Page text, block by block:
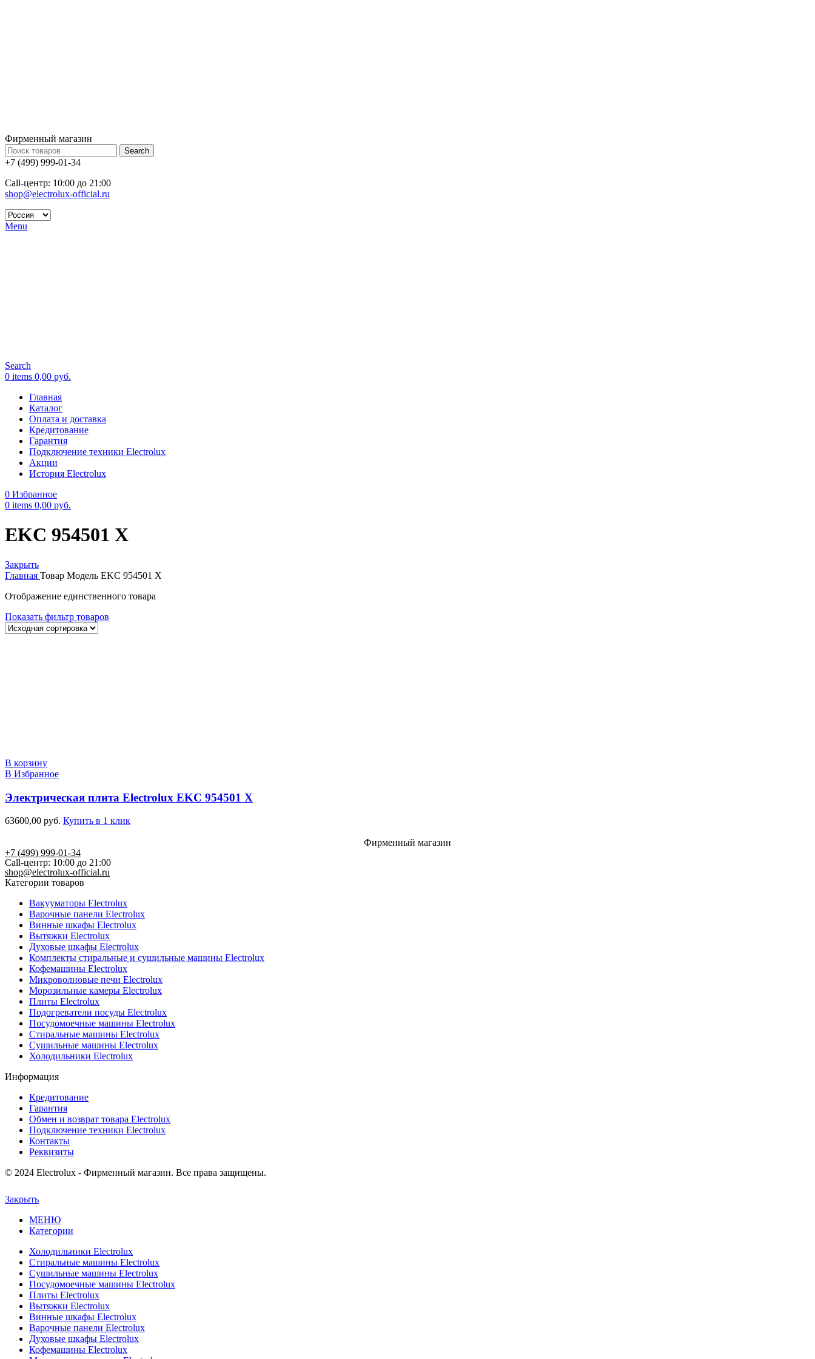
Фирменный магазин
Search
+7 (499) 999-01-34
Call-центр: 10:00 до 21:00
shop@electrolux-official.ru
Menu
Search
0 items 0,00 руб.
Главная
Каталог
Оплата и доставка
Кредитование
Гарантия
Подключение техники Electrolux
Акции
История Electrolux
0 Избранное
0 items 0,00 руб.
EKC 954501 X
Закрыть
Главная Товар Модель EKC 954501 X
Отображение единственного товара
Показать фильтр товаров
В корзину
В Избранное
Электрическая плита Electrolux EKC 954501 X
63600,00 руб. Купить в 1 клик
Фирменный магазин
+7 (499) 999-01-34
Call-центр: 10:00 до 21:00
shop@electrolux-official.ru
Категории товаров
Вакууматоры Electrolux
Варочные панели Electrolux
Винные шкафы Electrolux
Вытяжки Electrolux
Духовые шкафы Electrolux
Комплекты стиральные и сушильные машины Electrolux
Кофемашины Electrolux
Микроволновые печи Electrolux
Морозильные камеры Electrolux
Плиты Electrolux
Подогреватели посуды Electrolux
Посудомоечные машины Electrolux
Стиральные машины Electrolux
Сушильные машины Electrolux
Холодильники Electrolux
Информация
Кредитование
Гарантия
Обмен и возврат товара Electrolux
Подключение техники Electrolux
Контакты
Реквизиты
© 2024 Electrolux - Фирменный магазин. Все права защищены.
Закрыть
МЕНЮ
Категории
Холодильники Electrolux
Стиральные машины Electrolux
Сушильные машины Electrolux
Посудомоечные машины Electrolux
Плиты Electrolux
Вытяжки Electrolux
Винные шкафы Electrolux
Варочные панели Electrolux
Духовые шкафы Electrolux
Кофемашины Electrolux